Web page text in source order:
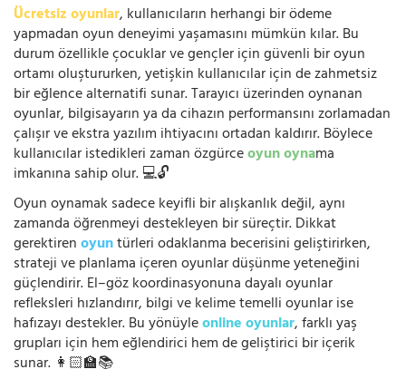
Ücretsiz oyunlar, kullanıcıların herhangi bir ödeme
yapmadan oyun deneyimi yaşamasını mümkün kılar. Bu
durum özellikle çocuklar ve gençler için güvenli bir oyun
ortamı oluştururken, yetişkin kullanıcılar için de zahmetsiz
bir eğlence alternatifi sunar. Tarayıcı üzerinden oynanan
oyunlar, bilgisayarın ya da cihazın performansını zorlamadan
çalışır ve ekstra yazılım ihtiyacını ortadan kaldırır. Böylece
kullanıcılar istedikleri zaman özgürceoyun oynama
imkanına sahip olur. 💻🔓
Oyun oynamak sadece keyifli bir alışkanlık değil, aynı
zamanda öğrenmeyi destekleyen bir süreçtir. Dikkat
gerektirenoyuntürleri odaklanma becerisini geliştirirken,
strateji ve planlama içeren oyunlar düşünme yeteneğini
güçlendirir. El–göz koordinasyonuna dayalı oyunlar
refleksleri hızlandırır, bilgi ve kelime temelli oyunlar ise
hafızayı destekler. Bu yönüyleonline oyunlar, farklı yaş
grupları için hem eğlendirici hem de geliştirici bir içerik
sunar. 👩🏻‍🏫📚